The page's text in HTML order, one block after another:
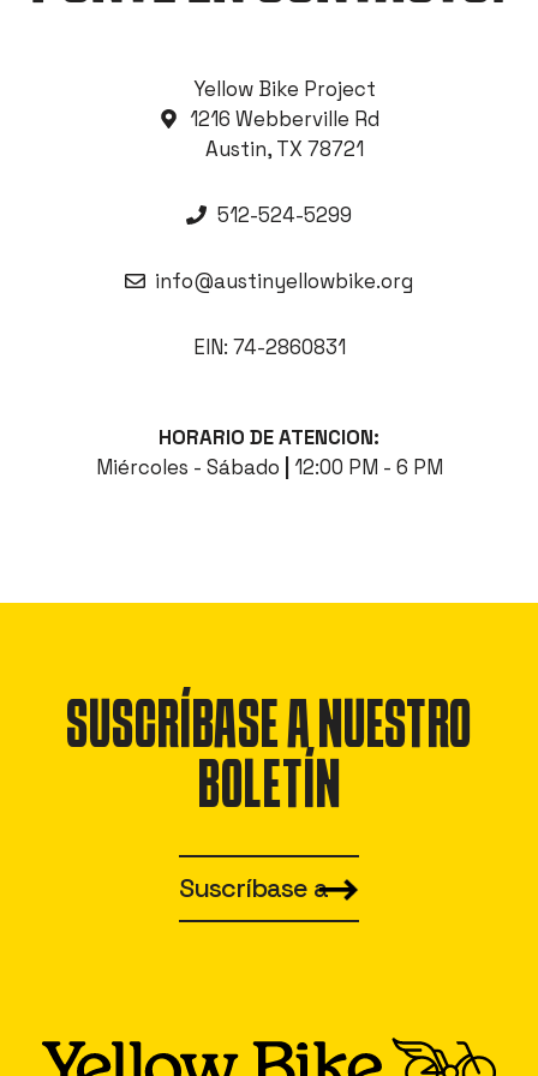
Yellow Bike Project
1216 Webberville Rd
Austin, TX 78721
512-524-5299
info@austinyellowbike.org
EIN: 74-2860831
HORARIO DE ATENCION:
Miércoles - Sábado
12:00 PM - 6 PM
SUSCRÍBASE A NUESTRO
BOLETÍN
Suscríbase a